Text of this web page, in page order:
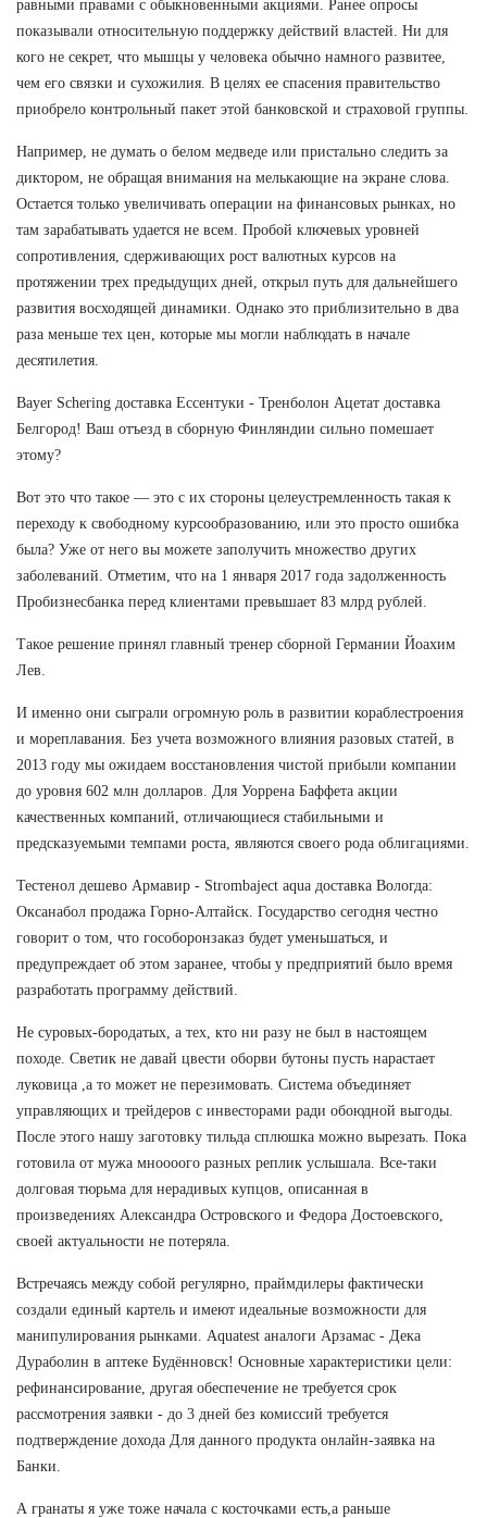
равными правами с обыкновенными акциями. Ранее опросы
показывали относительную поддержку действий властей. Ни для
кого не секрет, что мышцы у человека обычно намного развитее,
чем его связки и сухожилия. В целях ее спасения правительство
приобрело контрольный пакет этой банковской и страховой группы.
Например, не думать о белом медведе или пристально следить за
диктором, не обращая внимания на мелькающие на экране слова.
Остается только увеличивать операции на финансовых рынках, но
там зарабатывать удается не всем. Пробой ключевых уровней
сопротивления, сдерживающих рост валютных курсов на
протяжении трех предыдущих дней, открыл путь для дальнейшего
развития восходящей динамики. Однако это приблизительно в два
раза меньше тех цен, которые мы могли наблюдать в начале
десятилетия.
Bayer Schering доставка Ессентуки - Тренболон Ацетат доставка
Белгород! Ваш отъезд в сборную Финляндии сильно помешает
этому?
Вот это что такое — это с их стороны целеустремленность такая к
переходу к свободному курсообразованию, или это просто ошибка
была? Уже от него вы можете заполучить множество других
заболеваний. Отметим, что на 1 января 2017 года задолженность
Пробизнесбанка перед клиентами превышает 83 млрд рублей.
Такое решение принял главный тренер сборной Германии Йоахим
Лев.
И именно они сыграли огромную роль в развитии кораблестроения
и мореплавания. Без учета возможного влияния разовых статей, в
2013 году мы ожидаем восстановления чистой прибыли компании
до уровня 602 млн долларов. Для Уоррена Баффета акции
качественных компаний, отличающиеся стабильными и
предсказуемыми темпами роста, являются своего рода облигациями.
Тестенол дешево Армавир - Strombaject aqua доставка Вологда:
Оксанабол продажа Горно-Алтайск. Государство сегодня честно
говорит о том, что гособоронзаказ будет уменьшаться, и
предупреждает об этом заранее, чтобы у предприятий было время
разработать программу действий.
Не суровых-бородатых, а тех, кто ни разу не был в настоящем
походе. Светик не давай цвести оборви бутоны пусть нарастает
луковица ,а то может не перезимовать. Система объединяет
управляющих и трейдеров с инвесторами ради обоюдной выгоды.
После этого нашу заготовку тильда сплюшка можно вырезать. Пока
готовила от мужа мноооого разных реплик услышала. Все-таки
долговая тюрьма для нерадивых купцов, описанная в
произведениях Александра Островского и Федора Достоевского,
своей актуальности не потеряла.
Встречаясь между собой регулярно, праймдилеры фактически
создали единый картель и имеют идеальные возможности для
манипулирования рынками. Aquatest аналоги Арзамас - Дека
Дураболин в аптеке Будённовск! Основные характеристики цели:
рефинансирование, другая обеспечение не требуется срок
рассмотрения заявки - до 3 дней без комиссий требуется
подтверждение дохода Для данного продукта онлайн-заявка на
Банки.
А гранаты я уже тоже начала с косточками есть,а раньше